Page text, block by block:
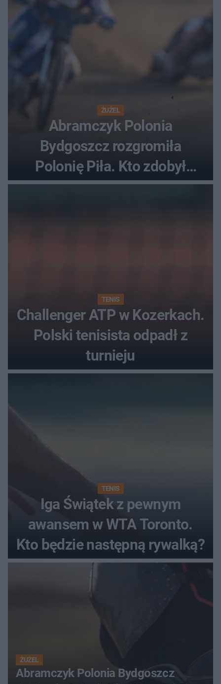
ŻUŻEL
Abramczyk Polonia
Bydgoszcz rozgromiła
Polonię Piła. Kto zdobył
najwięcej punktów?
TENIS
Challenger ATP w Kozerkach.
Polski tenisista odpadł z
turnieju
TENIS
Iga Świątek z pewnym
awansem w WTA Toronto.
Kto będzie następną rywalką?
ŻUŻEL
Abramczyk Polonia Bydgoszcz